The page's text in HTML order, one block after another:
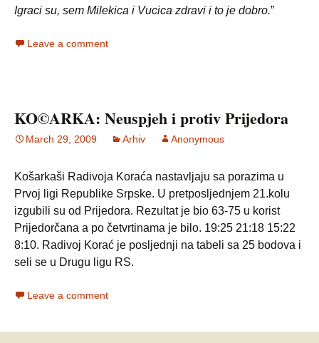
Igraci su, sem Milekica i Vucica zdravi i to je dobro.”
Leave a comment
KO©ARKA: Neuspjeh i protiv Prijedora
March 29, 2009 Arhiv Anonymous
Košarkaši Radivoja Koraća nastavljaju sa porazima u
Prvoj ligi Republike Srpske. U pretposljednjem 21.kolu
izgubili su od Prijedora. Rezultat je bio 63-75 u korist
Prijedorčana a po četvrtinama je bilo. 19:25 21:18 15:22
8:10. Radivoj Korać je posljednji na tabeli sa 25 bodova i
seli se u Drugu ligu RS.
Leave a comment